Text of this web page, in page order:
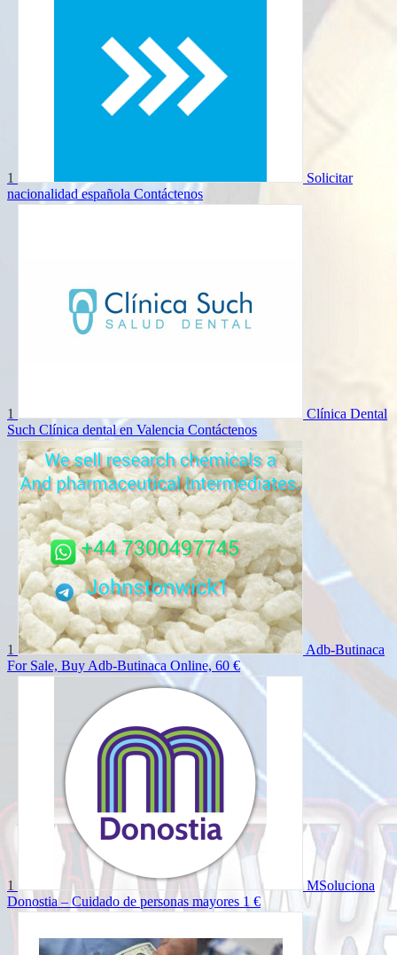
1
Solicitar
nacionalidad española Contáctenos
1
Clínica Dental
Such Clínica dental en Valencia Contáctenos
1
Adb-Butinaca
For Sale, Buy Adb-Butinaca Online, 60 €
1
MSoluciona
Donostia – Cuidado de personas mayores 1 €